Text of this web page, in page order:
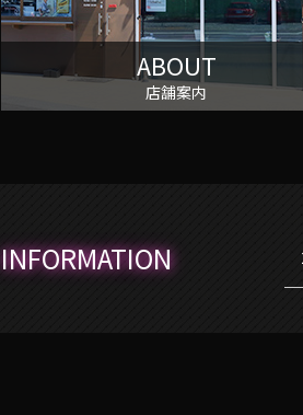
ABOUT
店舗案内
INFORMATION